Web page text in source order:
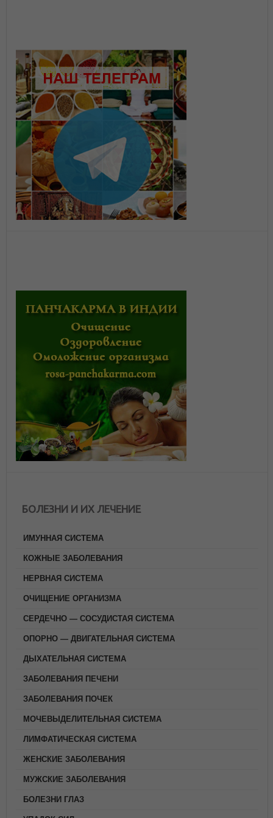
БОЛЕЗНИ И ИХ ЛЕЧЕНИЕ
ИМУННАЯ СИСТЕМА
КОЖНЫЕ ЗАБОЛЕВАНИЯ
НЕРВНАЯ СИСТЕМА
ОЧИЩЕНИЕ ОРГАНИЗМА
СЕРДЕЧНО — СОСУДИСТАЯ СИСТЕМА
ОПОРНО — ДВИГАТЕЛЬНАЯ СИСТЕМА
ДЫХАТЕЛЬНАЯ СИСТЕМА
ЗАБОЛЕВАНИЯ ПЕЧЕНИ
ЗАБОЛЕВАНИЯ ПОЧЕК
МОЧЕВЫДЕЛИТЕЛЬНАЯ СИСТЕМА
ЛИМФАТИЧЕСКАЯ СИСТЕМА
ЖЕНСКИЕ ЗАБОЛЕВАНИЯ
МУЖСКИЕ ЗАБОЛЕВАНИЯ
БОЛЕЗНИ ГЛАЗ